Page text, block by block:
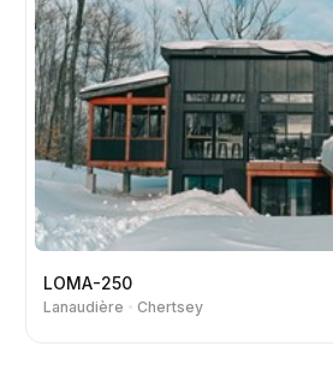
LOMA-250
Lanaudière Chertsey